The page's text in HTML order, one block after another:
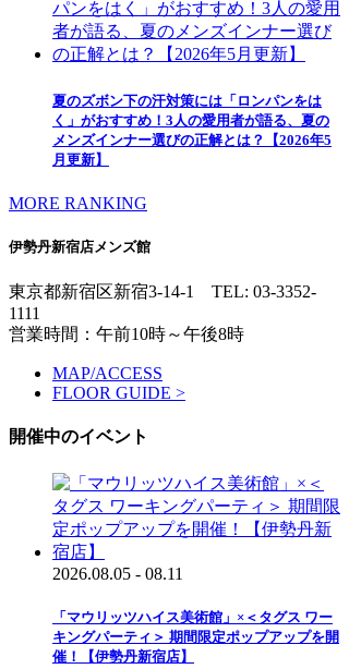
夏のズボン下の汗対策には「ロンパンをは
く」がおすすめ！3人の愛用者が語る、夏の
メンズインナー選びの正解とは？【2026年5
月更新】
MORE RANKING
伊勢丹新宿店メンズ館
東京都新宿区新宿3-14-1 TEL: 03-3352-
1111
営業時間：午前10時～午後8時
MAP/ACCESS
FLOOR GUIDE >
開催中のイベント
2026.08.05 - 08.11
「マウリッツハイス美術館」×＜タグス ワー
キングパーティ＞ 期間限定ポップアップを開
催！【伊勢丹新宿店】